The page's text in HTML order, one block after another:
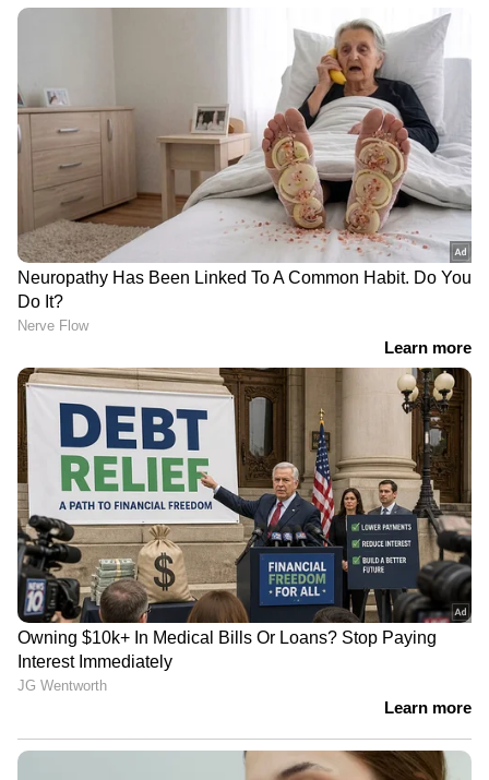
അനുബന്ധമായി അയക്കേണ്ടൺതാണ് .
മറ്റ് നിബന്ധനകൾ
1. ഹോണറേറിയം ഇന്ത്യൻ രൂപയായിട്ടായിരിക്കും
നൽകുക. നോർക്ക ലീഗൽ കൺസൾട്ടന്റായി
തിരഞ്ഞെടുക്കപ്പെടുന്ന വ്യക്തിക്ക് ഇന്ത്യയിൽ
ദേശസാത്കൃതബാങ്കിൽ അക്കൗൺണ്ട്
ഉൺണ്ടായിരിക്കണം.
2. നോർക്ക ലീഗൽ കൺസൾട്ടന്റിന്റെ നിയമന
കാലാവധി 2 വർഷത്തേക്കായിരിക്കും.
കരാറിലെ വ്യവസ്ഥകൾ പ്രകാരമുള്ള
പ്രവർത്തനം ലീഗൽ കൺസൾട്ടന്റ്
കാഴ്ചവയ്ക്കാത്ത പക്ഷം നിയമനം റദ്ദ്
ചെയ്യുന്നതായിരിക്കും.
3. തിരഞ്ഞെടുക്കപ്പെടുന്ന വ്യക്തി നോർക്ക-
റൂട്ട്സ് തയ്യാറാക്കിയിട്ടുള്ള കരാറിൽ ചീഫ്
എക്സിക്യൂട്ടീവ് ഓഫീസറുടെ സാന്നിദ്ധ്യത്തിൽ